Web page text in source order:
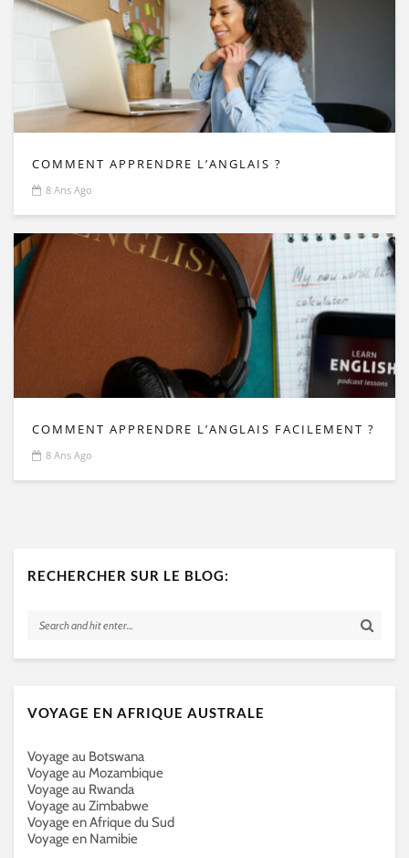
COMMENT APPRENDRE L’ANGLAIS ?
8 Ans Ago
COMMENT APPRENDRE L’ANGLAIS FACILEMENT ?
8 Ans Ago
RECHERCHER SUR LE BLOG:
VOYAGE EN AFRIQUE AUSTRALE
Voyage au Botswana
Voyage au Mozambique
Voyage au Rwanda
Voyage au Zimbabwe
Voyage en Afrique du Sud
Voyage en Namibie